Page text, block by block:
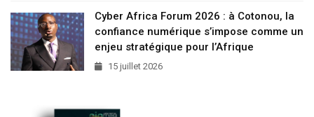
Cyber Africa Forum 2026 : à Cotonou, la
confiance numérique s’impose comme un
enjeu stratégique pour l’Afrique
15 juillet 2026